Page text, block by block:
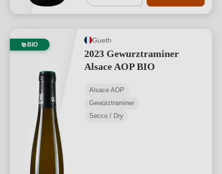
BIO
Gueth
2023 Gewurztraminer
Alsace AOP BIO
Alsace AOP
Gewürztraminer
Secco / Dry